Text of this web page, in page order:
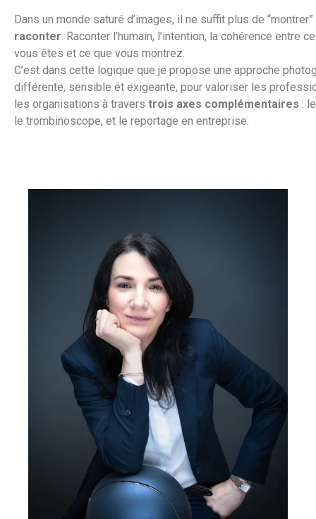
Dans un monde saturé d’images, il ne suffit plus de
raconter. Raconter l’humain, l’intention, la cohérence entre
vous êtes et ce que vous montrez.
C’est dans cette logique que je propose une approche
différente, sensible et exigeante, pour valoriser les
les organisations à travers trois axes complémentaires :
le trombinoscope, et le reportage en entreprise.